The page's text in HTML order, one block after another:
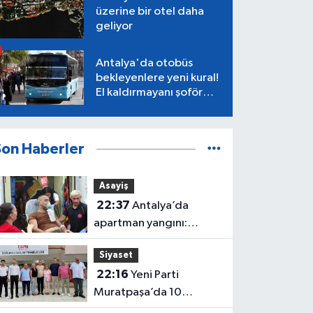
üzerine bir otel daha
geliyor
Antalya'da otobüs
bekleyenlere yeni kural!
El kaldırmayanı şoför
Haberler
Asayiş
22:37
apartman yangını:
Mahsur kalan aile
kurtarıldı
Siyaset
22:16
Muratpaşa’da 10
belediye meclis üyesiyle